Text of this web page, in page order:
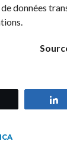
données